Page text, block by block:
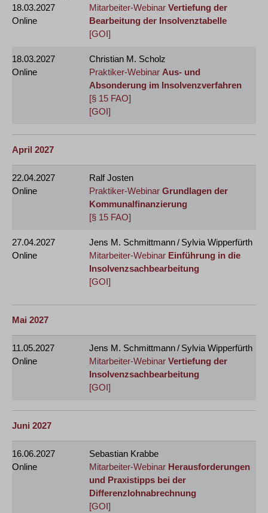
18.03.2027
Online
Mitarbeiter-Webinar Vertiefung der
Bearbeitung der Insolvenztabelle
[GOI]
18.03.2027
Online
Christian M. Scholz
Praktiker-Webinar Aus- und
Absonderung im Insolvenzverfahren
[§ 15 FAO]
[GOI]
April 2027
22.04.2027
Online
Ralf Josten
Praktiker-Webinar Grundlagen der
Kommunalfinanzierung
[§ 15 FAO]
27.04.2027
Online
Jens M. Schmittmann / Sylvia Wipperfürth
Mitarbeiter-Webinar Einführung in die
Insolvenzsachbearbeitung
[GOI]
Mai 2027
11.05.2027
Online
Jens M. Schmittmann / Sylvia Wipperfürth
Mitarbeiter-Webinar Vertiefung der
Insolvenzsachbearbeitung
[GOI]
Juni 2027
16.06.2027
Online
Sebastian Krabbe
Mitarbeiter-Webinar Herausforderungen
und Praxistipps bei der
Differenzlohnabrechnung
[GOI]